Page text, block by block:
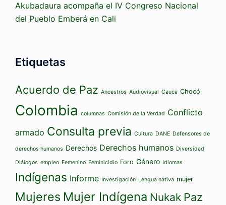
Akubadaura acompaña el IV Congreso Nacional
del Pueblo Emberá en Cali
Etiquetas
Acuerdo de Paz Ancestros Audiovisual Cauca Chocó
Colombia columnas Comisión de la Verdad Conflicto
armado Consulta previa Cultura DANE Defensores de
derechos humanos Derechos Derechos humanos Diversidad
Diálogos empleo Femenino Feminicidio Foro Género Idiomas
Indígenas Informe Investigación Lengua nativa mujer
Mujeres Mujer Indígena Nukak Paz